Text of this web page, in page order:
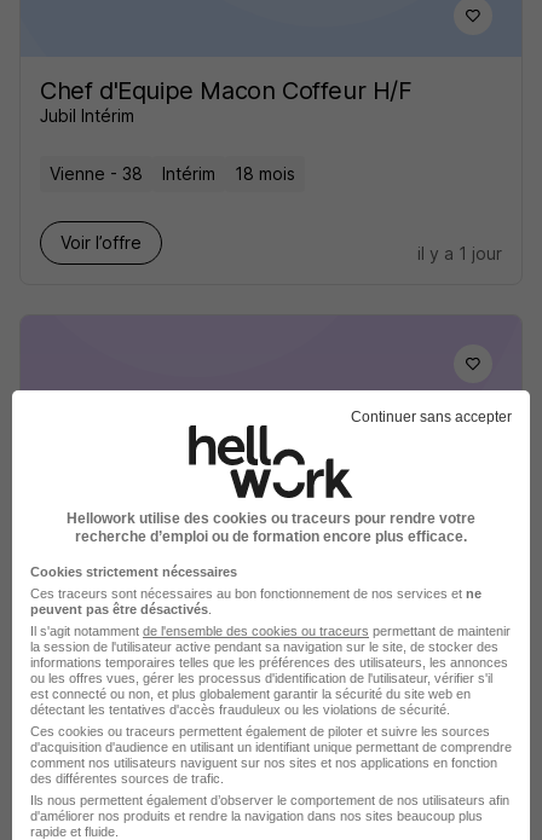
Chef d'Equipe Macon Coffeur H/F
Jubil Intérim
Vienne - 38 Intérim 18 mois
Voir l’offre
il y a 1 jour
Macon VRD H/F
Vienne - 38 Intérim 18 mois
Voir l’offre
il y a 1 jour
Electricien Industriel H/F
Aprojob Bourgoin
Continuer sans accepter
Hellowork utilise des cookies ou traceurs pour rendre votre
recherche d’emploi ou de formation encore plus efficace.
Cookies strictement nécessaires
Ces traceurs sont nécessaires au bon fonctionnement de nos services et ne
peuvent pas être désactivés
Il s'agit notamment de l'ensemble des cookies ou traceurs permettant de maintenir
la session de l'utilisateur active pendant sa navigation sur le site, de stocker des
informations temporaires telles que les préférences des utilisateurs, les annonces
ou les offres vues, gérer les processus d'identification de l'utilisateur, vérifier s'il
est connecté ou non, et plus globalement garantir la sécurité du site web en
détectant les tentatives d'accès frauduleux ou les violations de sécurité.
Ces cookies ou traceurs permettent également de piloter et suivre les sources
d'acquisition d'audience en utilisant un identifiant unique permettant de comprendre
comment nos utilisateurs naviguent sur nos sites et nos applications en fonction
des différentes sources de trafic.
Ils nous permettent également d’observer le comportement de nos utilisateurs afin
d'améliorer nos produits et rendre la navigation dans nos sites beaucoup plus
rapide et fluide.